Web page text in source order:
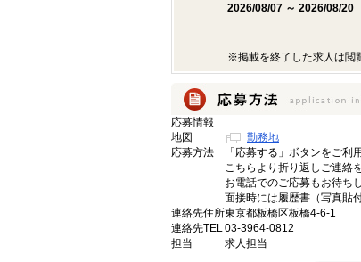
2026/08/07 ～ 2026/08/20
※掲載を終了した求人は閲
応募情報
地図
勤務地
応募方法
「応募する」ボタンをご利
こちらより折り返しご連絡
お電話でのご応募もお待ち
面接時には履歴書（写真貼
連絡先住所東京都板橋区板橋4-6-1
連絡先TEL03-3964-0812
担当
求人担当